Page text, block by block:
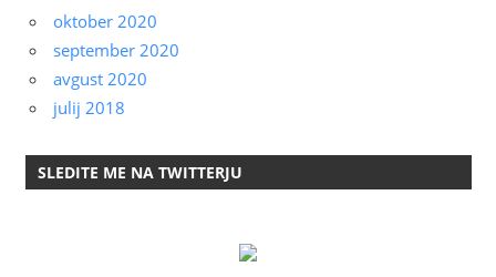
oktober 2020
september 2020
avgust 2020
julij 2018
SLEDITE ME NA TWITTERJU